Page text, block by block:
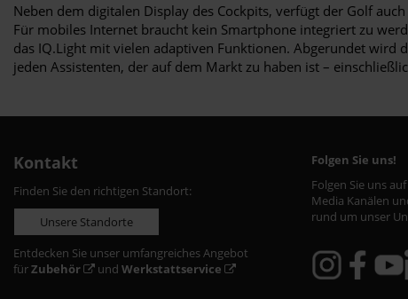
Neben dem digitalen Display des Cockpits, verfügt der Golf
Für mobiles Internet braucht kein Smartphone integriert zu
das IQ.Light mit vielen adaptiven Funktionen. Abgerundet wird
jeden Assistenten, der auf dem Markt zu haben ist –
Kontakt
Finden Sie den richtigen Standort:
Unsere Standorte
Entdecken Sie unser umfangreiches Angebot
fürZubehör und Werkstattservice
Folgen Sie uns!
Folgen Sie uns
Media Kanälen
rund um unser